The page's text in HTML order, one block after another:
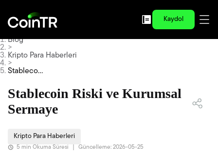
Kaydol
Blog
>
Kripto Para Haberleri
>
Stablecoi
Sermaye
Stablecoin Riski ve Kurumsal
Sermaye
Kripto Para Haberleri
5 min Okuma Süresi Güncelleme: 2026-05-25